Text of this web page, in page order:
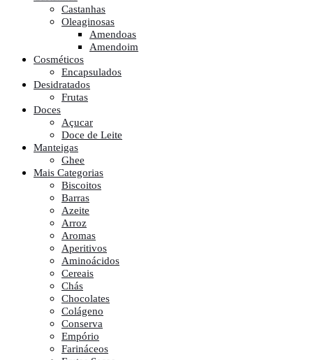
Castanhas
Oleaginosas
Amendoas
Amendoim
Cosméticos
Encapsulados
Desidratados
Frutas
Doces
Açucar
Doce de Leite
Manteigas
Ghee
Mais Categorias
Biscoitos
Barras
Azeite
Arroz
Aromas
Aperitivos
Aminoácidos
Cereais
Chás
Chocolates
Colágeno
Conserva
Empório
Farináceos